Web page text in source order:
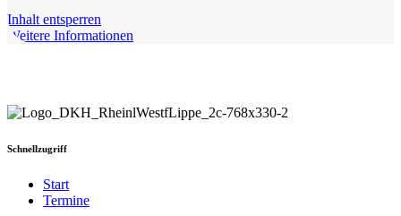
Inhalt entsperren
Weitere Informationen
Schnellzugriff
Start
Termine